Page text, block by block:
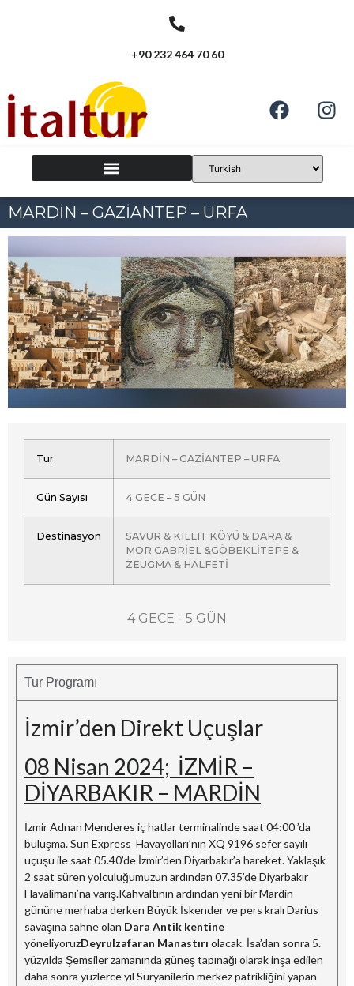
+90 232 464 70 60
MARDİN – GAZİANTEP – URFA
Tur MARDİN – GAZİANTEP – URFA
Gün Sayısı 4 GECE – 5 GÜN
Destinasyon
SAVUR & KILLIT KÖYÜ & DARA &
MOR GABRİEL &GÖBEKLİTEPE &
ZEUGMA & HALFETİ
4 GECE - 5 GÜN
Tur Programı
İzmir’den Direkt Uçuşlar
08 Nisan 2024; İZMİR –
DİYARBAKIR – MARDİN
İzmir Adnan Menderes iç hatlar terminalinde saat 04:00 ’da
buluşma. Sun Express Havayolları’nın XQ 9196 sefer sayılı
uçuşu ile saat 05.40’de İzmir’den Diyarbakır’a hareket. Yaklaşık
2 saat süren yolculuğumuzun ardından 07.35’de Diyarbakır
Havalimanı’na varış.Kahvaltının ardından yeni bir Mardin
gününe merhaba derken Büyük İskender ve pers kralı Darius
savaşına sahne olan Dara Antik kentine
yöneliyoruzDeyrulzafaran Manastırı olacak. İsa’dan sonra 5.
yüzyılda Şemsiler zamanında güneş tapınağı olarak inşa edilen
daha sonra yüzlerce yıl Süryanilerin merkez patrikliğini yapan